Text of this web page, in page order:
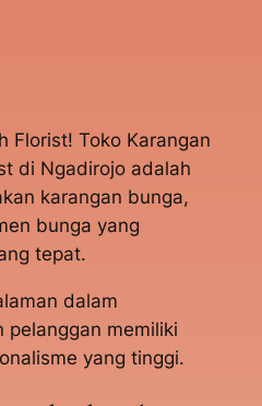
Florist! Toko Karangan
di Ngadirojo adalah
karangan bunga,
bunga yang
tepat.
dalam
pelanggan memiliki
yang tinggi.